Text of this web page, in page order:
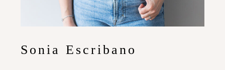
Sonia Escribano